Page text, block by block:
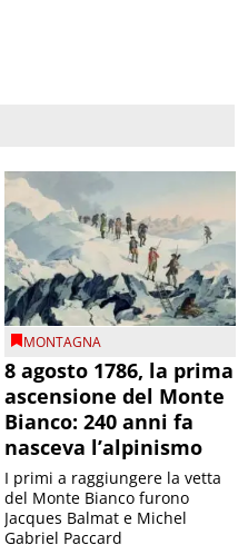
MONTAGNA
8 agosto 1786, la prima
ascensione del Monte
Bianco: 240 anni fa
nasceva l’alpinismo
I primi a raggiungere la vetta
del Monte Bianco furono
Jacques Balmat e Michel
Gabriel Paccard